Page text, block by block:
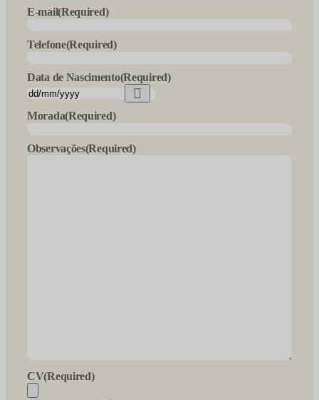
E-mail(Required)
Telefone(Required)
Data de Nascimento(Required)
Morada(Required)
Observações(Required)
CV(Required)